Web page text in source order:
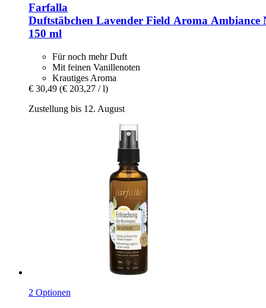
Farfalla
Duftstäbchen Lavender Field Aroma Ambiance
150 ml
Für noch mehr Duft
Mit feinen Vanillenoten
Krautiges Aroma
€ 30,49 (€ 203,27 / l)
Zustellung bis 12. August
2 Optionen